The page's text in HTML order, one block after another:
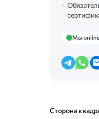
Мы online
Сторона